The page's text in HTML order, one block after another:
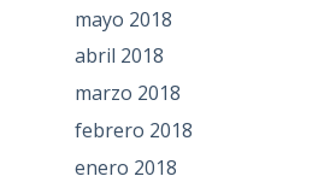
mayo 2018
abril 2018
marzo 2018
febrero 2018
enero 2018